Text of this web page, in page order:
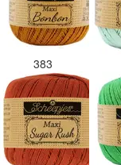
383